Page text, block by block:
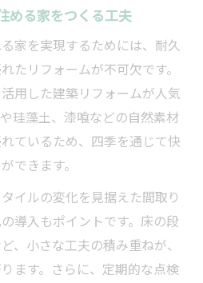
める家をつくる工夫
家を実現するためには、耐久
たリフォームが不可欠です。
用した建築リフォームが人気
珪藻土、漆喰などの自然素材
ているため、四季を通じて快
できます。
イルの変化を見据えた間取り
導入もポイントです。床の段
、小さな工夫の積み重ねが、
ます。さらに、定期的な点検